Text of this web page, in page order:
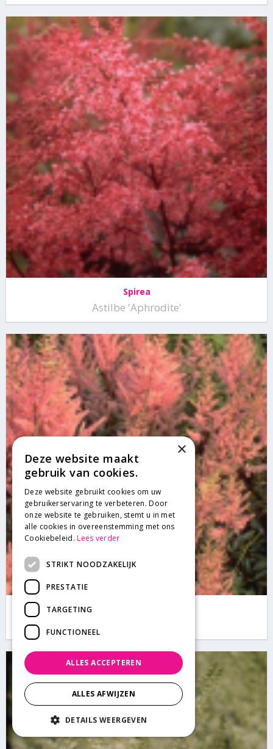
Spirea
Astilbe 'Aphrodite'
×
Deze website maakt
gebruik van cookies.
Deze website gebruikt cookies om uw
gebruikerservaring te verbeteren. Door
onze website te gebruiken, stemt u in met
alle cookies in overeenstemming met ons
Cookiebeleid. Lees verder
STRIKT NOODZAKELIJK
PRESTATIE
TARGETING
FUNCTIONEEL
ALLES ACCEPTEREN
ALLES AFWIJZEN
DETAILS WEERGEVEN